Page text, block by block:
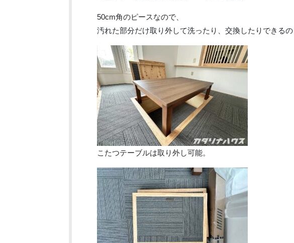
50cm角のピースなので、
汚れた部分だけ取り外して洗ったり、交換したりできるの
こたつテーブルは取り外し可能。